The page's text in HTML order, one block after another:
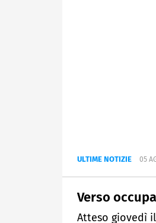
ULTIME NOTIZIE 05
Verso
Atteso giovedì